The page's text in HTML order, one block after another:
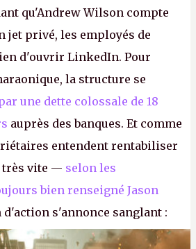
qu'Andrew Wilson compte
jet privé, les employés de
d'ouvrir LinkedIn. Pour
la structure se
une dette colossale de 18
auprès des banques. Et comme
entendent rentabiliser
très vite — selon les
bien renseigné Jason
s'annonce sanglant :
drastiques, fermetures de